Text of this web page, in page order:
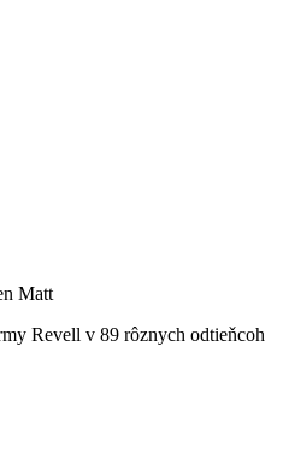
Matt
Revell v 89 rôznych odtieňcoh